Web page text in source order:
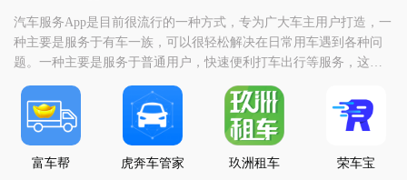
汽车服务App是目前很流行的一种方式，专为广大车主用户打造，一
种主要是服务于有车一族，可以很轻松解决在日常用车遇到各种问
题。一种主要是服务于普通用户，快速便利打车出行等服务，这里
载！
富车帮 虎奔车管家 玖洲租车 荣车宝